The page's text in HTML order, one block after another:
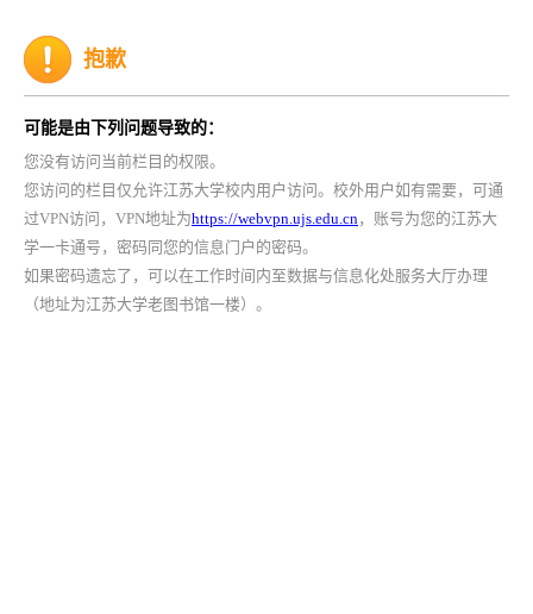
抱歉
可能是由下列问题导致的：
您没有访问当前栏目的权限。
您访问的栏目仅允许江苏大学校内用户访问。校外用户如有需要，可通
过VPN访问，VPN地址为https://webvpn.ujs.edu.cn，账号为您的江苏大
学一卡通号，密码同您的信息门户的密码。
如果密码遗忘了，可以在工作时间内至数据与信息化处服务大厅办理
（地址为江苏大学老图书馆一楼）。